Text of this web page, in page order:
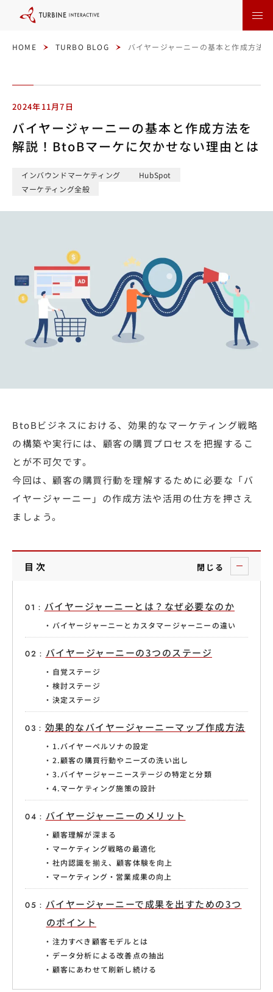
HOME TURBO BLOG バイヤージャーニーの基本と作成方法
2024年11月7日
バイヤージャーニーの基本と作成方法を
解説！BtoBマーケに欠かせない理由とは
インバウンドマーケティング
HubSpot
マーケティング全般
BtoBビジネスにおける、効果的なマーケティング戦略
の構築や実行には、顧客の購買プロセスを把握するこ
とが不可欠です。
今回は、顧客の購買行動を理解するために必要な「バ
イヤージャーニー」の作成方法や活用の仕方を押さえ
ましょう。
目次 閉じる
バイヤージャーニーとは？なぜ必要なのか
バイヤージャーニーとカスタマージャーニーの違い
バイヤージャーニーの3つのステージ
自覚ステージ
検討ステージ
決定ステージ
効果的なバイヤージャーニーマップ作成方法
1.バイヤーペルソナの設定
2.顧客の購買行動やニーズの洗い出し
3.バイヤージャーニーステージの特定と分類
4.マーケティング施策の設計
バイヤージャーニーのメリット
顧客理解が深まる
マーケティング戦略の最適化
社内認識を揃え、顧客体験を向上
マーケティング・営業成果の向上
バイヤージャーニーで成果を出すための3つ
のポイント
注力すべき顧客モデルとは
データ分析による改善点の抽出
顧客にあわせて刷新し続ける